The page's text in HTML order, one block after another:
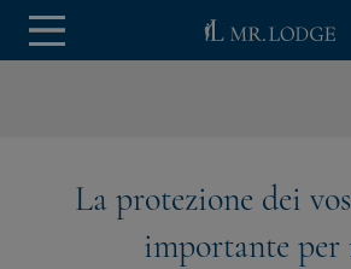
Unable to find opt-out content
out"
La protezione dei
importante per